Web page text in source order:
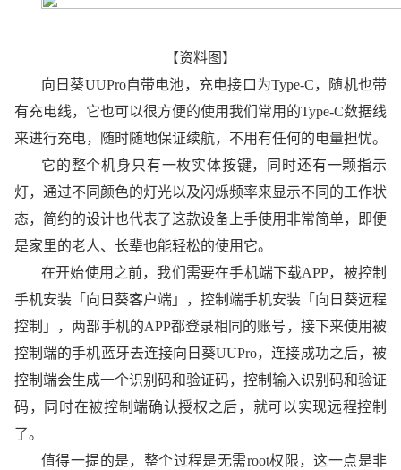
【资料图】
向日葵UUPro自带电池，充电接口为Type-C，随机也带
有充电线，它也可以很方便的使用我们常用的Type-C数据线
来进行充电，随时随地保证续航，不用有任何的电量担忧。
它的整个机身只有一枚实体按键，同时还有一颗指示
灯，通过不同颜色的灯光以及闪烁频率来显示不同的工作状
态，简约的设计也代表了这款设备上手使用非常简单，即便
是家里的老人、长辈也能轻松的使用它。
在开始使用之前，我们需要在手机端下载APP，被控制
手机安装「向日葵客户端」，控制端手机安装「向日葵远程
控制」，两部手机的APP都登录相同的账号，接下来使用被
控制端的手机蓝牙去连接向日葵UUPro，连接成功之后，被
控制端会生成一个识别码和验证码，控制输入识别码和验证
码，同时在被控制端确认授权之后，就可以实现远程控制
了。
值得一提的是，整个过程是无需root权限，这一点是非